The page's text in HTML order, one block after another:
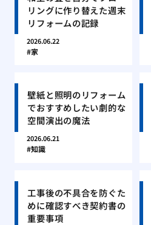
リングに作り替えた週末
リフォームの記録
2026.06.22
家
壁紙と照明のリフォーム
でおすすめしたい劇的な
空間演出の魔法
2026.06.21
知識
工事後の不具合を防ぐた
めに確認すべき契約書の
重要事項